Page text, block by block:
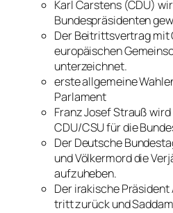
Karl Carstens (CDU)
Bundespräsidenten
Der Beitrittsvertrag mit
europäischen
unterzeichnet.
erste allgemeine
Parlament
Franz Josef Strauß
CDU/CSU für die
Der Deutsche
und Völkermord die
aufzuheben.
Der irakische
tritt zurück und